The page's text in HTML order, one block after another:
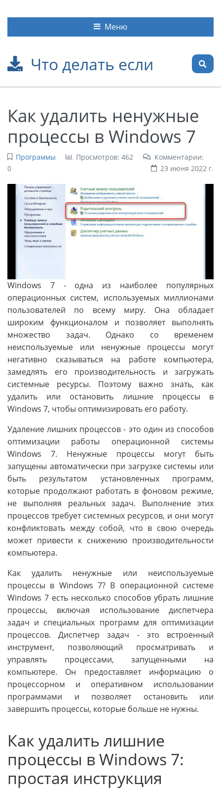
Что делать если
Меню
Как удалить ненужные
процессы в Windows 7
Программы Просмотров: 462
Комментарии:
0
23 июня 2022 г.
Windows 7 - одна из наиболее популярных
операционных систем, используемых миллионами
пользователей по всему миру. Она обладает
широким функционалом и позволяет выполнять
множество задач. Однако со временем
неиспользуемые или ненужные процессы могут
негативно сказываться на работе компьютера,
замедлять его производительность и загружать
системные ресурсы. Поэтому важно знать, как
удалить или остановить лишние процессы в
Windows 7, чтобы оптимизировать его работу.
Удаление лишних процессов - это один из способов
оптимизации работы операционной системы
Windows 7. Ненужные процессы могут быть
запущены автоматически при загрузке системы или
быть результатом установленных программ,
которые продолжают работать в фоновом режиме,
не выполняя реальных задач. Выполнение этих
процессов требует системных ресурсов, и они могут
конфликтовать между собой, что в свою очередь
может привести к снижению производительности
компьютера.
Как удалить ненужные или неиспользуемые
процессы в Windows 7? В операционной системе
Windows 7 есть несколько способов убрать лишние
процессы, включая использование диспетчера
задач и специальных программ для оптимизации
процессов. Диспетчер задач - это встроенный
инструмент, позволяющий просматривать и
управлять процессами, запущенными на
компьютере. Он предоставляет информацию о
процессорном и оперативном использовании
программами и позволяет остановить или
завершить процессы, которые больше не нужны.
Как удалить лишние
процессы в Windows 7:
простая инструкция